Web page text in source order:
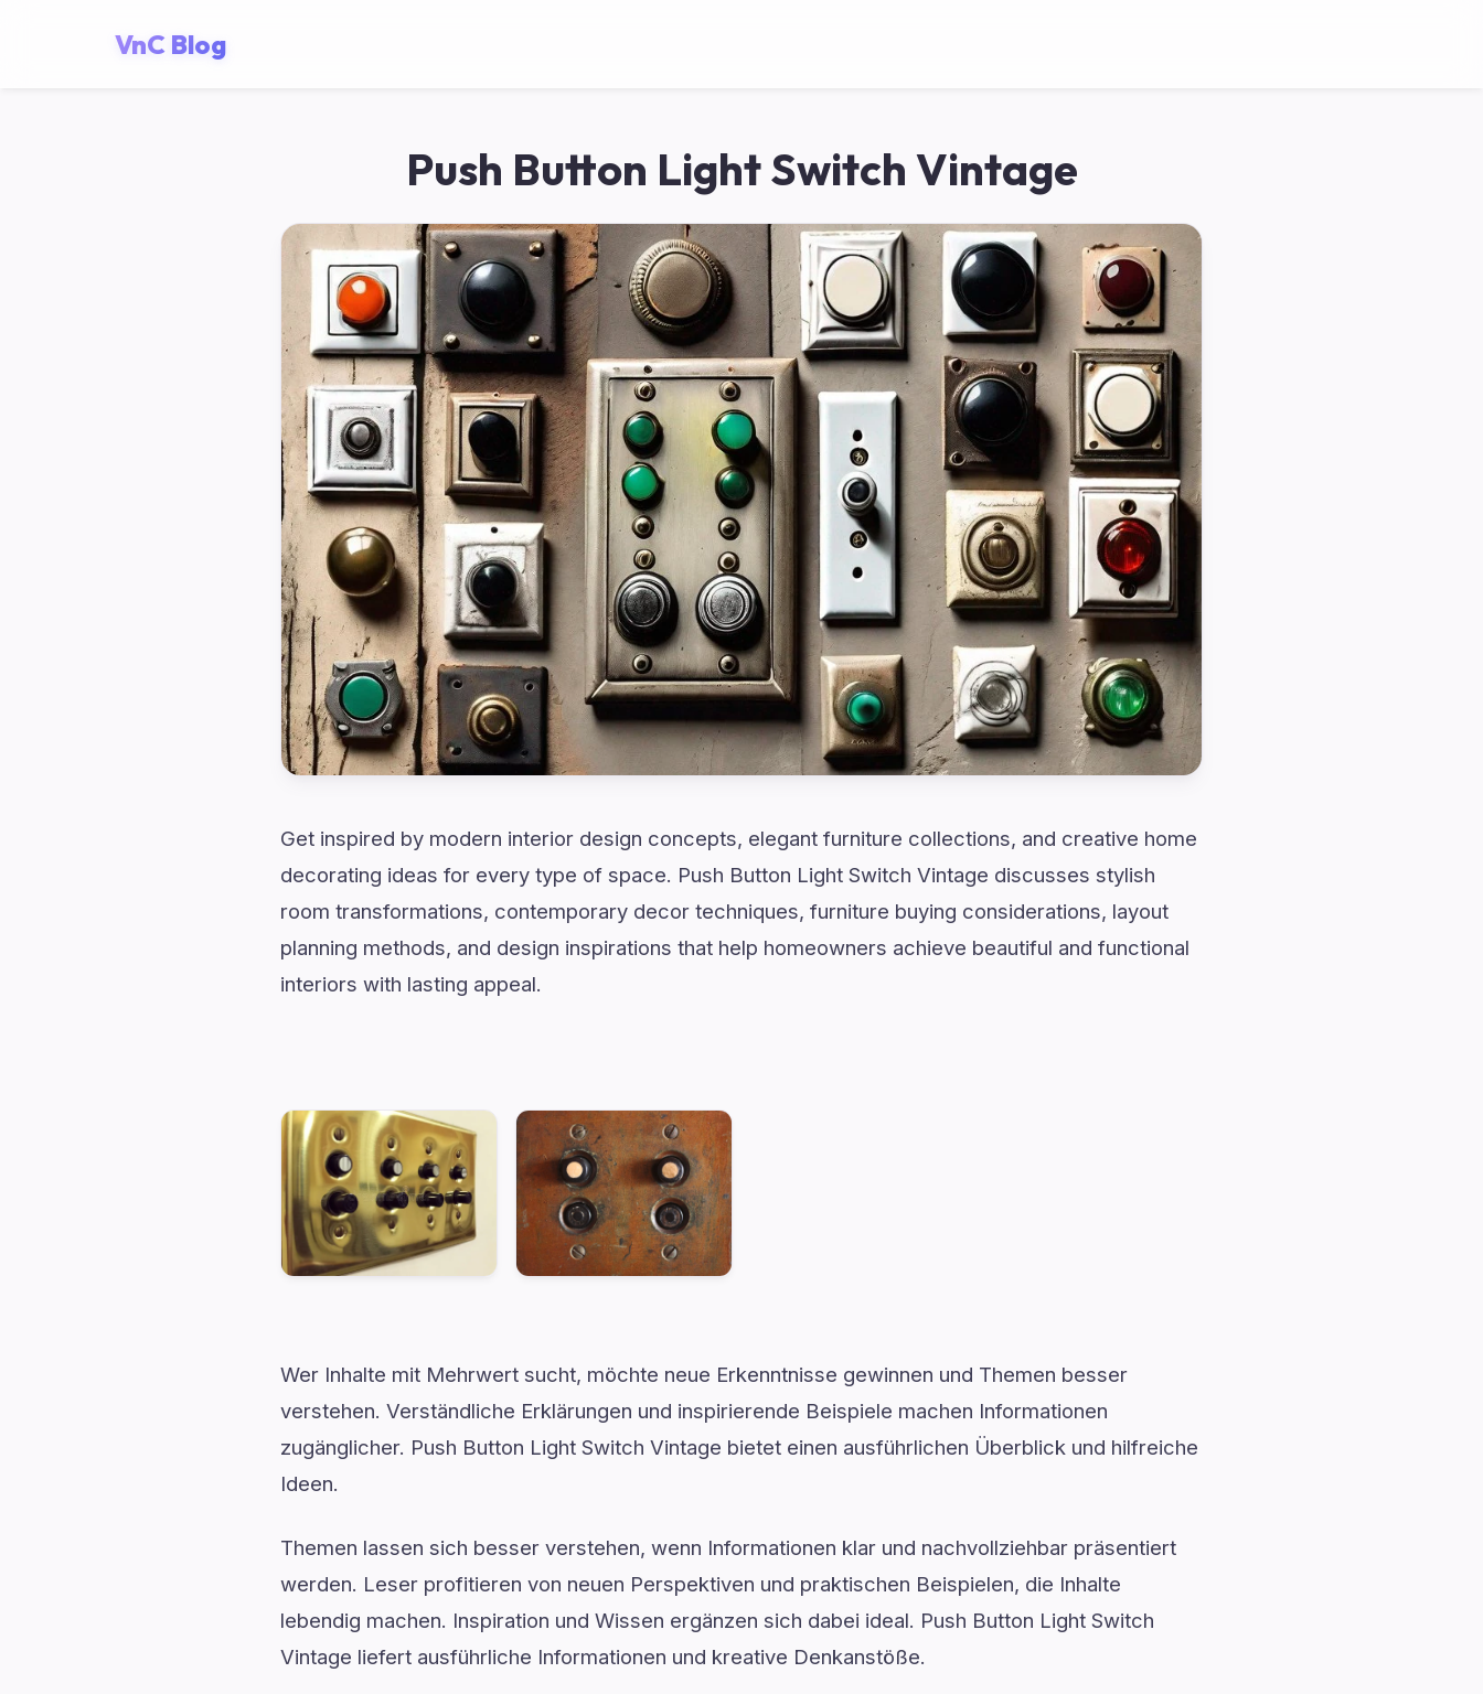
VnC Blog
Push Button Light Switch Vintage
Get inspired by modern interior design concepts, elegant furniture collections, and creative home
decorating ideas for every type of space. Push Button Light Switch Vintage discusses stylish
room transformations, contemporary decor techniques, furniture buying considerations, layout
planning methods, and design inspirations that help homeowners achieve beautiful and functional
interiors with lasting appeal.
Wer Inhalte mit Mehrwert sucht, möchte neue Erkenntnisse gewinnen und Themen besser
verstehen. Verständliche Erklärungen und inspirierende Beispiele machen Informationen
zugänglicher. Push Button Light Switch Vintage bietet einen ausführlichen Überblick und hilfreiche
Ideen.
Themen lassen sich besser verstehen, wenn Informationen klar und nachvollziehbar präsentiert
werden. Leser profitieren von neuen Perspektiven und praktischen Beispielen, die Inhalte
lebendig machen. Inspiration und Wissen ergänzen sich dabei ideal. Push Button Light Switch
Vintage liefert ausführliche Informationen und kreative Denkanstöße.